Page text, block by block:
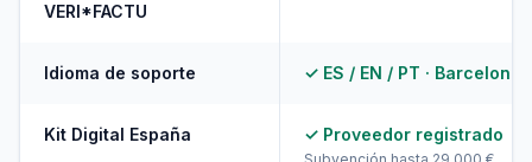
VERI*FACTU
Idioma de soporte ✓ ES / EN / PT · Barcelona
Kit Digital España ✓ Proveedor registrado